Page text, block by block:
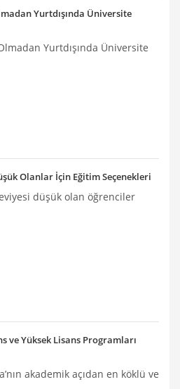
Yurtdışında Üniversite
Yurtdışında Üniversite
Olanlar İçin Eğitim Seçenekleri
düşük olan öğrenciler
ve Yüksek Lisans Programları
akademik açıdan en köklü ve